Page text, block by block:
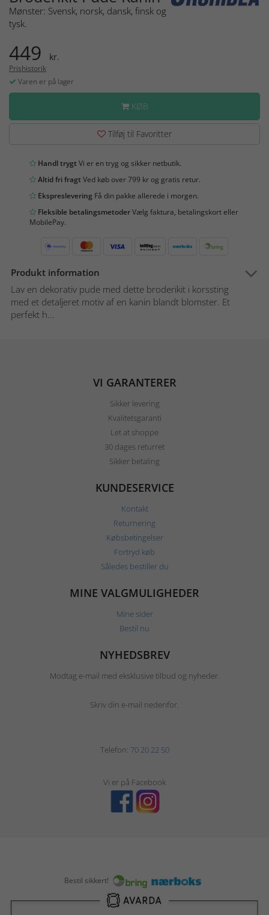
Mønster: Svensk, norsk, dansk, finsk og
tysk.
449 kr.
Prishistorik
Varen er på lager
KØB
Tilføj til Favoritter
Handl trygtVi er en tryg og sikker netbutik.
Altid fri fragtVed køb over 799 kr og gratis retur.
Ekspreslevering Få din pakke allerede i morgen.
Fleksible betalingsmetoderVælg faktura, betalingskort eller
MobilePay.
Produkt information
Lav en dekorativ pude med dette broderikit i korssting
med et detaljeret motiv af en kanin blandt blomster. Et
perfekt h...
VI GARANTERER
Sikker levering
Kvalitetsgaranti
Let at shoppe
30 dages returret
Sikker betaling
KUNDESERVICE
Kontakt
Returnering
Købsbetingelser
Fortryd køb
Således bestiller du
MINE VALGMULIGHEDER
Mine sider
Bestil nu
NYHEDSBREV
Modtag e-mail med eksklusive tilbud og nyheder.
Skriv din e-mail nedenfor.
Telefon: 70 20 22 50
Vi er på Facebook
Bestil sikkert!